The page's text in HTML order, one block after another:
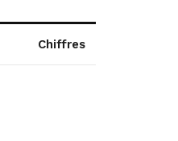
Chiffres